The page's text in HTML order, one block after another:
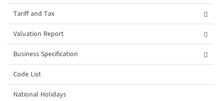
Tariff and Tax
Valuation Report
Business Specification
Code List
National Holidays